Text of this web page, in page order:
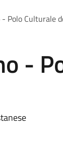
Polo Culturale
-